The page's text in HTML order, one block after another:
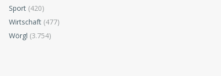
Sport (420)
Wirtschaft (477)
Wörgl (3.754)